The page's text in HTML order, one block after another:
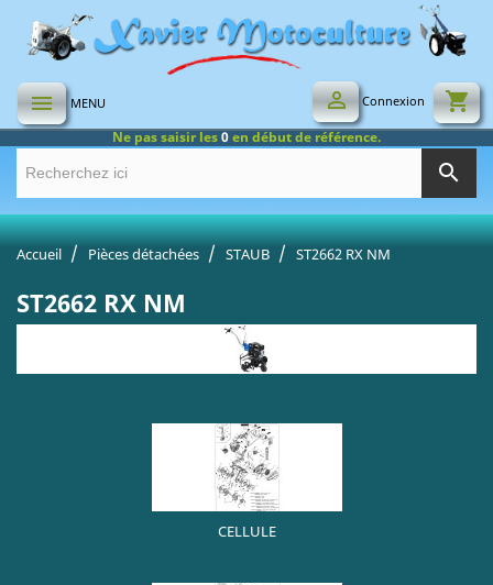
 MENU shopping_cart
 Connexion
search
Ne pas saisir les0en début de référence.
Accueil Pièces détachées STAUB ST2662 RX NM
ST2662 RX NM
CELLULE